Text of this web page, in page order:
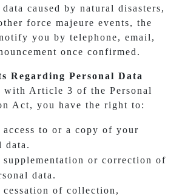
caused by natural disasters,
force majeure events, the
you by telephone, email,
once confirmed.
Regarding Personal Data
with Article 3 of the Personal
Act, you have the right to:
access to or a copy of your
data.
supplementation or correction of
data.
cessation of collection,